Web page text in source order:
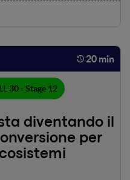
20 min
30 - Stage 12
diventando il
per